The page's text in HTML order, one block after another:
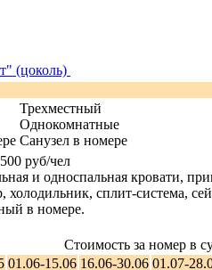
балкон.
на территории всего
регистрации;
(цоколь)
Трехместный
Однокомнатные
Санузел в номере
руб/чел
и односпальная кровати,
холодильник, сплит-система,
в номере.
Стоимость за номер в
01.06-15.06 16.06-30.06 01.07-